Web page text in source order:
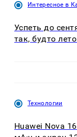
Интересное в
Успеть до
так, будто
Технологии
Huawei Nova